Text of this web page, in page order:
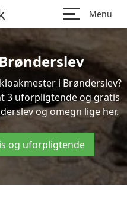
Menu
i Brønderslev?
3 uforpligtende og gratis
og omegn lige her.
og uforpligtende